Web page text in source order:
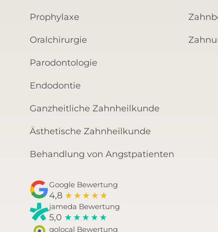
Prophylaxe
Oralchirurgie
Parodontologie
Endodontie
Ganzheitliche Zahnheilkunde
Ästhetische Zahnheilkunde
Behandlung von Angstpatienten
Google Bewertung
4,8 ★ ★ ★ ★ ★
jameda Bewertung
5,0 ★ ★ ★ ★ ★
golocal Bewertung